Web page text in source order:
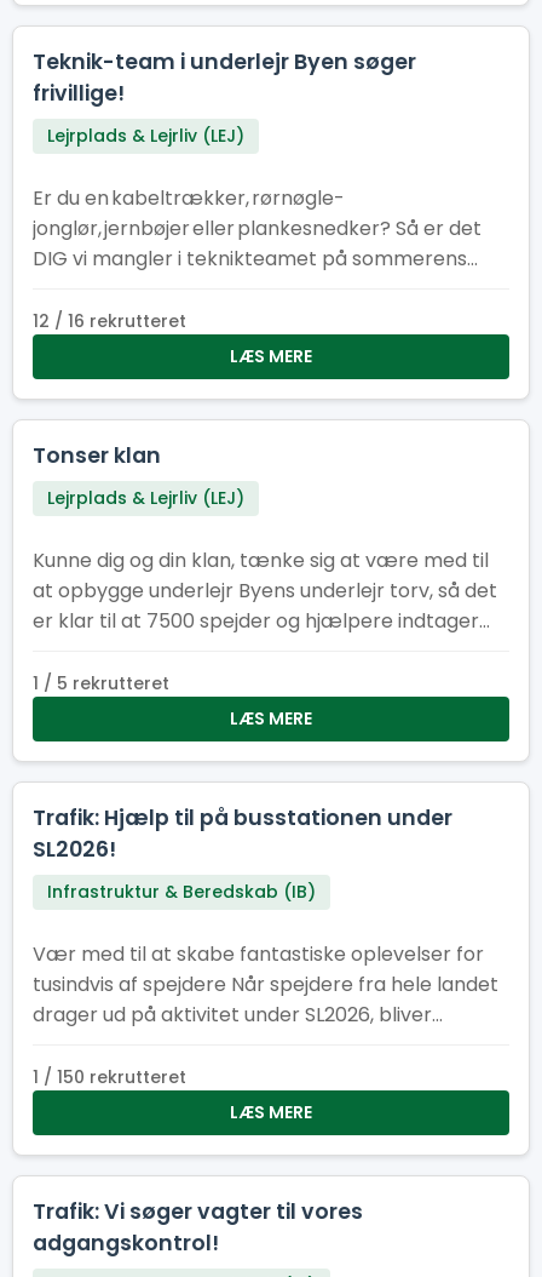
Teknik-team i underlejr Byen søger
frivillige!
Lejrplads & Lejrliv (LEJ)
Er du en kabeltrækker, rørnøgle-
jonglør, jernbøjer eller plankesnedker? Så er det
DIG vi mangler i teknikteamet på sommerens
12 / 16 rekrutteret
LÆS MERE
Tonser klan
Lejrplads & Lejrliv (LEJ)
Kunne dig og din klan, tænke sig at være med til
at opbygge underlejr Byens underlejr torv, så det
er klar til at 7500 spejder og hjælpere indtager
følgende faste installationer: køkken/kantine,
cafe, information, minimarked, proviant
udlevering og en skadesklinik
1 / 5 rekrutteret
LÆS MERE
Trafik: Hjælp til på busstationen under
SL2026!
Infrastruktur & Beredskab (IB)
Vær med til at skabe fantastiske oplevelser for
tusindvis af spejdere Når spejdere fra hele landet
drager ud på aktivitet under SL2026, bliver
Her har vi brug for engagerede frivillige, der vil
være med til at sikre, at alt kører som smurt –
bogstaveligt talt.
1 / 150 rekrutteret
LÆS MERE
Trafik: Vi søger vagter til vores
adgangskontrol!